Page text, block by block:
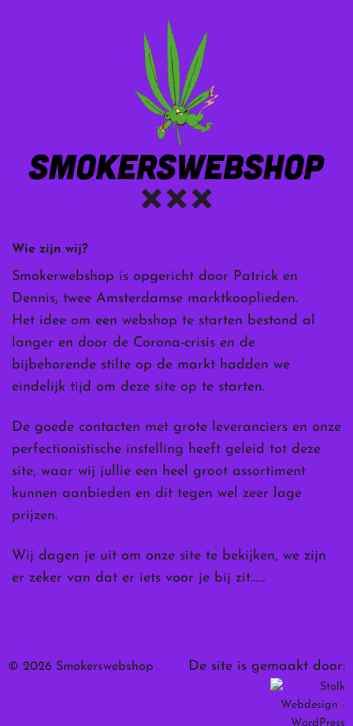
Wie zijn wij?
Smokerwebshop is opgericht door Patrick en
Dennis, twee Amsterdamse marktkooplieden.
Het idee om een webshop te starten bestond al
langer en door de Corona-crisis en de
bijbehorende stilte op de markt hadden we
eindelijk tijd om deze site op te starten.
De goede contacten met grote leveranciers en onze
perfectionistische instelling heeft geleid tot deze
site, waar wij jullie een heel groot assortiment
kunnen aanbieden en dit tegen wel zeer lage
prijzen.
Wij dagen je uit om onze site te bekijken, we zijn
er zeker van dat er iets voor je bij zit……
© 2026 Smokerswebshop De site is gemaakt door: